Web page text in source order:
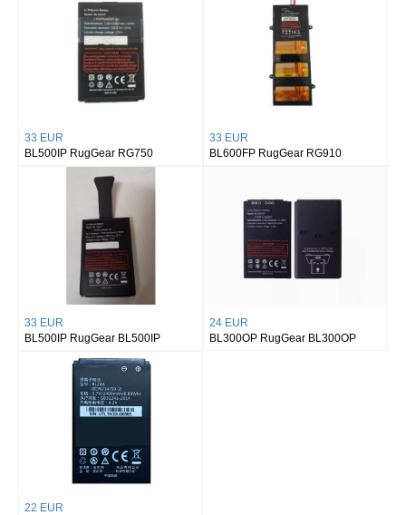
33 EUR
BL500IP RugGear RG750
33 EUR
BL600FP RugGear RG910
33 EUR
BL500IP RugGear BL500IP
24 EUR
BL300OP RugGear BL300OP
22 EUR